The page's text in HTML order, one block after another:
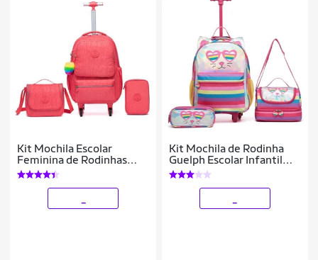
Kit Mochila Escolar
Feminina de Rodinhas
Infantil Lancheira Térmica
Estojo Lilás Resistente 20
Kit Mochila de Rodinha
Guelph Escolar Infantil
Estojo Lancheira Térmica